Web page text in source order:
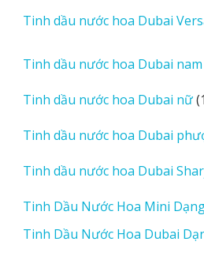
Tinh dầu nước hoa Dubai
Tinh dầu nước hoa Dubai nam
Tinh dầu nước hoa Dubai nữ
Tinh dầu nước hoa Dubai
Tinh dầu nước hoa Dubai
Tinh Dầu Nước Hoa Mini
Tinh Dầu Nước Hoa Dubai